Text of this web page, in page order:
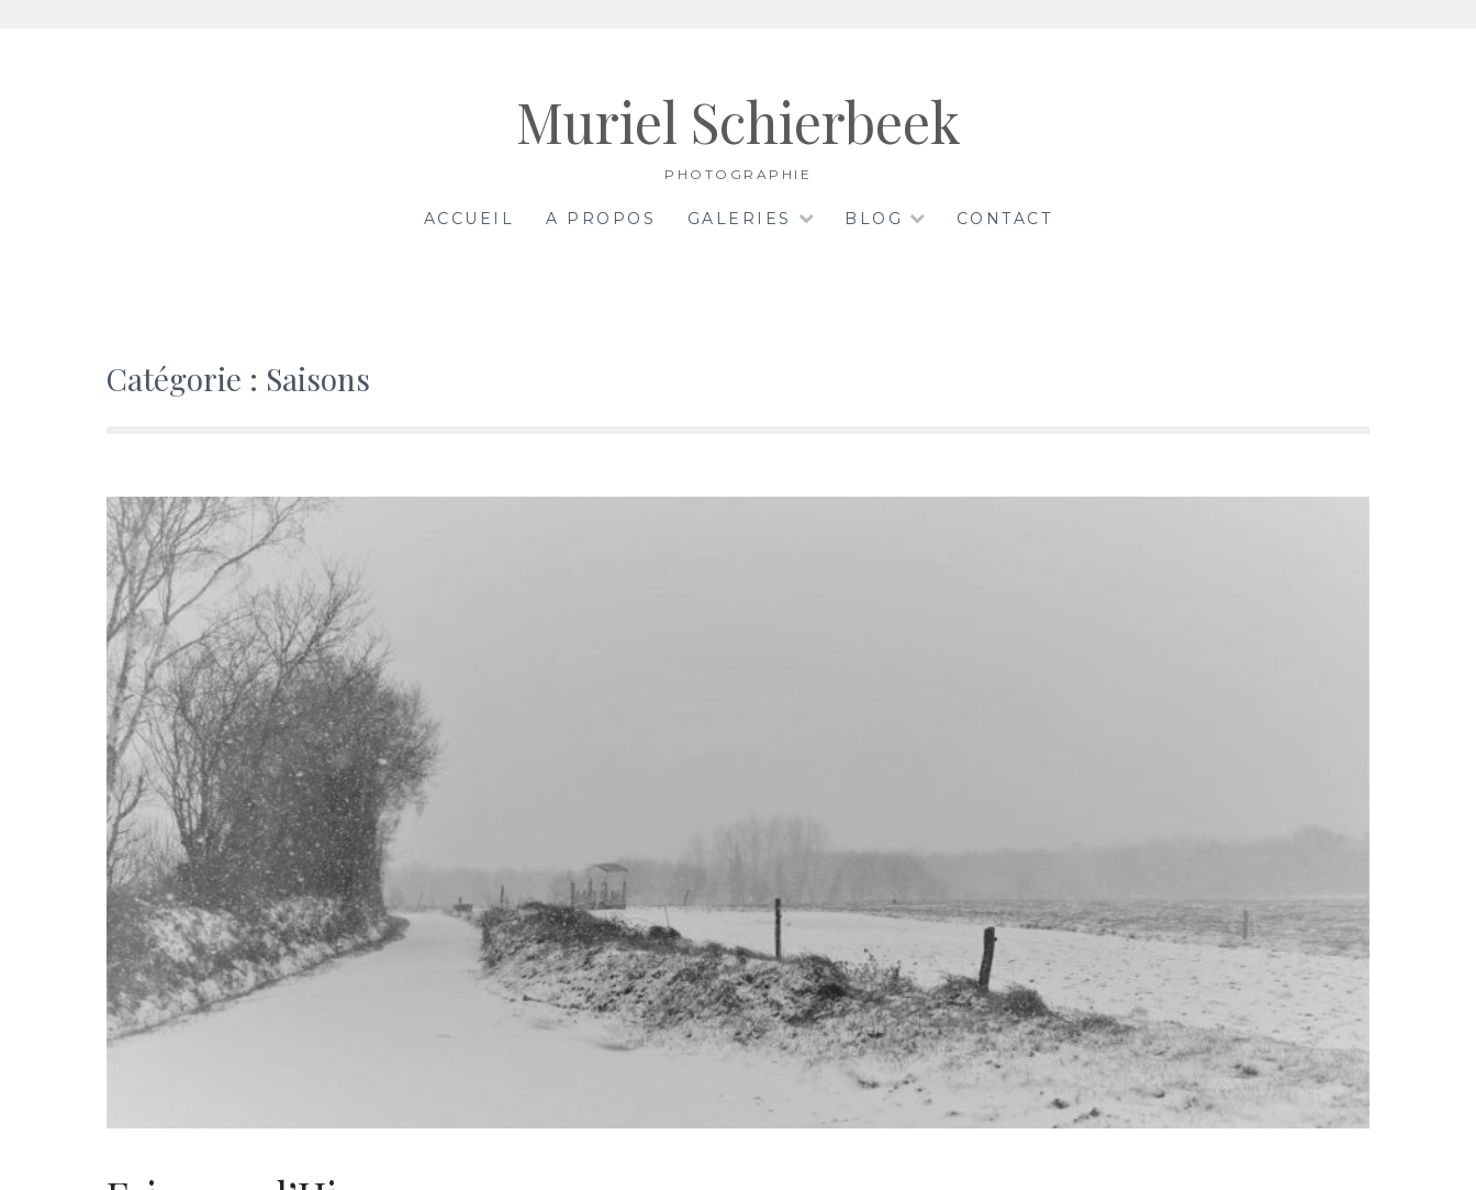
Muriel Schierbeek
PHOTOGRAPHIE
ACCUEIL A PROPOS GALERIES BLOG CONTACT
Catégorie : Saisons